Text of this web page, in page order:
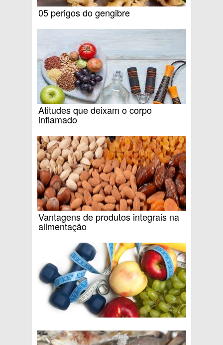
05 perigos do gengibre
Atitudes que deixam o corpo
inflamado
Vantagens de produtos integrais na
alimentação